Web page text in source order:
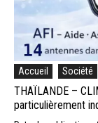
Accueil Société
THAÏLANDE –
particulièrement